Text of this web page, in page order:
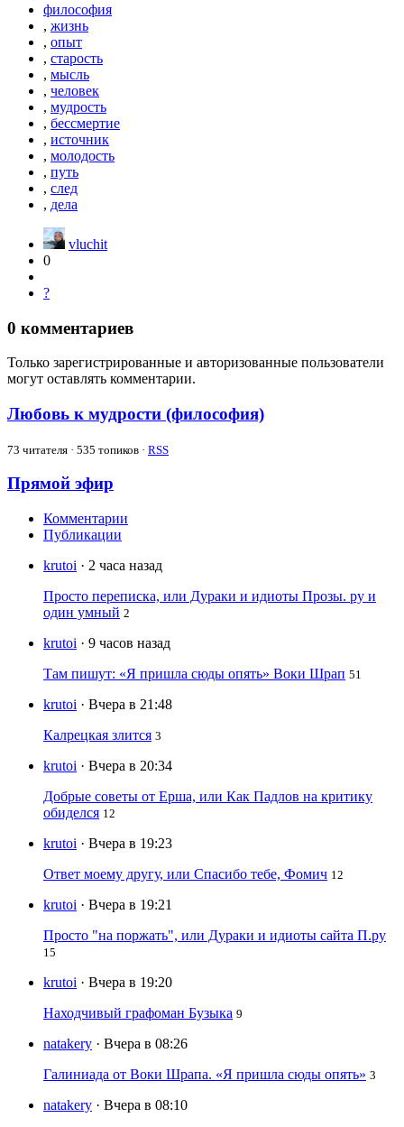
философия
, жизнь
, опыт
, старость
, мысль
, человек
, мудрость
, бессмертие
, источник
, молодость
, путь
, след
, дела
vluchit
0
?
0 комментариев
Только зарегистрированные и авторизованные пользователи
могут оставлять комментарии.
Любовь к мудрости (философия)
73 читателя · 535 топиков · RSS
Прямой эфир
Комментарии
Публикации
krutoi · 2 часа назад
Просто переписка, или Дураки и идиоты Прозы. ру и
один умный 2
krutoi · 9 часов назад
Там пишут: «Я пришла сюды опять» Воки Шрап 51
krutoi · Вчера в 21:48
Калрецкая злится 3
krutoi · Вчера в 20:34
Добрые советы от Ерша, или Как Падлов на критику
обиделся 12
krutoi · Вчера в 19:23
Ответ моему другу, или Спасибо тебе, Фомич 12
krutoi · Вчера в 19:21
Просто "на поржать", или Дураки и идиоты сайта П.ру
15
krutoi · Вчера в 19:20
Находчивый графоман Бузыка 9
natakery · Вчера в 08:26
Галиниада от Воки Шрапа. «Я пришла сюды опять» 3
natakery · Вчера в 08:10